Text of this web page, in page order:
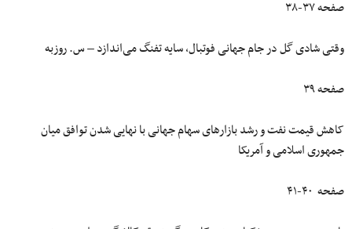
صفحه ۳۷-۳۸
وقتی شادی گل در جام جهانی فوتبال، سایه تفنگ می‌اندازد – س. روزبه
صفحه ۳۹
کاهش قیمت نفت و رشد بازارهای سهام جهانی با نهایی شدن توافق میان
جمهوری اسلامی و آمریکا
صفحه ۴۰-۴۱